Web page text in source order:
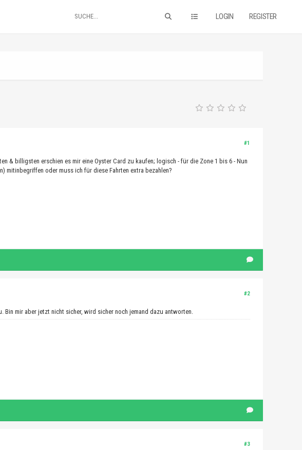
LOGIN REGISTER
#1
& billigsten erschien es mir eine Oyster Card zu kaufen; logisch - für die Zone 1 bis 6 - Nun
mitinbegriffen oder muss ich für diese Fahrten extra bezahlen?
#2
mir aber jetzt nicht sicher, wird sicher noch jemand dazu antworten.
#3